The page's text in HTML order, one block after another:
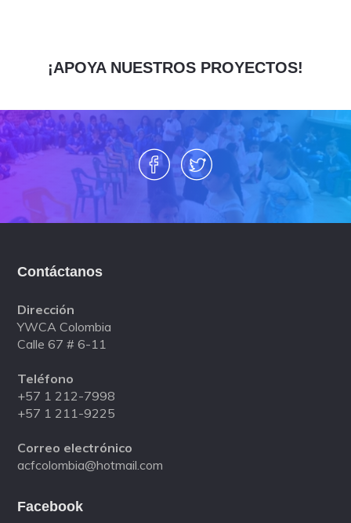
¡APOYA NUESTROS PROYECTOS!
Contáctanos
Dirección
YWCA Colombia
Calle 67 # 6-11
Teléfono
+57 1 212-7998
+57 1 211-9225
Correo electrónico
acfcolombia@hotmail.com
Facebook